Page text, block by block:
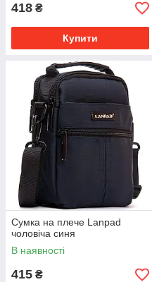
418 ₴
Купити
Сумка на плече Lanpad
чоловіча синя
В наявності
415 ₴